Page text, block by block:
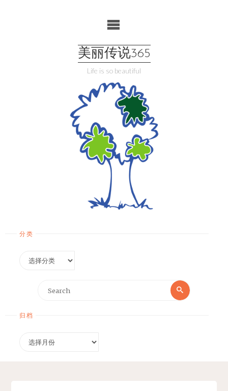
美丽传说365
Life is so beautiful
分类
Search
Search
归档